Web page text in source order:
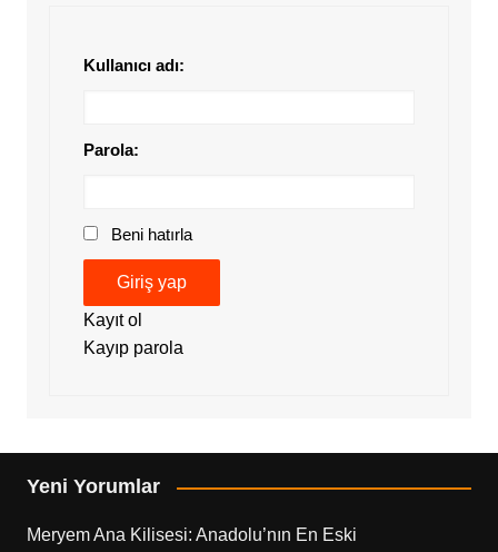
Kullanıcı adı:
Parola:
Beni hatırla
Giriş yap
Kayıt ol
Kayıp parola
Yeni Yorumlar
Meryem Ana Kilisesi: Anadolu’nın En Eski